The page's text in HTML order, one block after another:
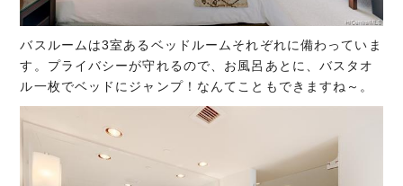
バスルームは3室あるベッドルームそれぞれに備わっていま
す。プライバシーが守れるので、お風呂あとに、バスタオ
ル一枚でベッドにジャンプ！なんてこともできますね～。